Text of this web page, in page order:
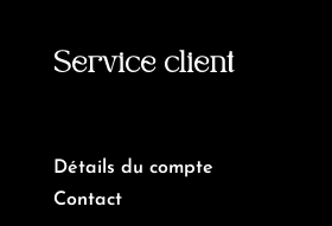
Service client
Détails du compte
Contact